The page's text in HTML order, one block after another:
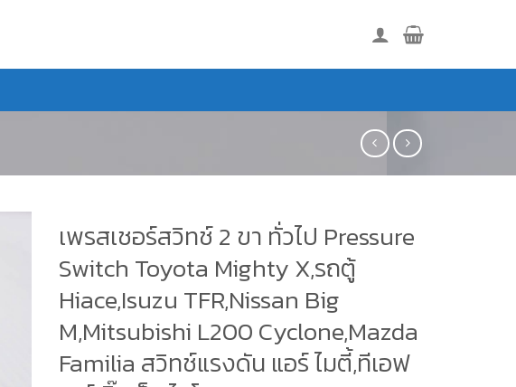
เพรสเชอร์สวิทช์ 2 ขา ทั่วไป Pressure
Switch Toyota Mighty X,รถตู้
Hiace,Isuzu TFR,Nissan Big
M,Mitsubishi L200 Cyclone,Mazda
Familia สวิทช์แรงดัน แอร์ ไมตี้,ทีเอฟ